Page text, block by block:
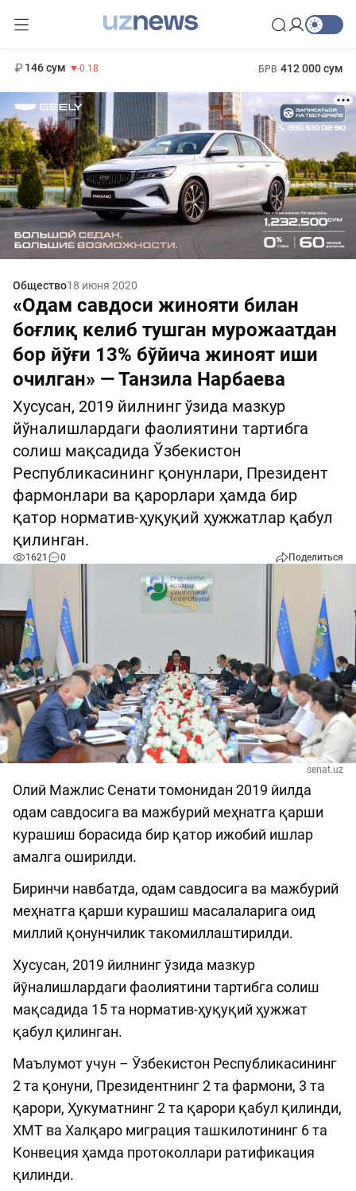
146 сум -0.18 БРВ 412 000 сум
Общество18 июня 2020
«Одам савдоси жинояти билан
боғлиқ келиб тушган мурожаатдан
бор йўғи 13% бўйича жиноят иши
очилган» — Танзила Нарбаева
Хусусан, 2019 йилнинг ўзида мазкур
йўналишлардаги фаолиятини тартибга
солиш мақсадида Ўзбекистон
Республикасининг қонунлари, Президент
фармонлари ва қарорлари ҳамда бир
қатор норматив-ҳуқуқий ҳужжатлар қабул
қилинган.
1621 0 Поделиться
senat.uz
Олий Мажлис Сенати томонидан 2019 йилда
одам савдосига ва мажбурий меҳнатга қарши
курашиш борасида бир қатор ижобий ишлар
амалга оширилди.
Биринчи навбатда, одам савдосига ва мажбурий
меҳнатга қарши курашиш масалаларига оид
миллий қонунчилик такомиллаштирилди.
Хусусан, 2019 йилнинг ўзида мазкур
йўналишлардаги фаолиятини тартибга солиш
мақсадида 15 та норматив-ҳуқуқий ҳужжат
қабул қилинган.
Маълумот учун – Ўзбекистон Республикасининг
2 та қонуни, Президентнинг 2 та фармони, 3 та
қарори, Ҳукуматнинг 2 та қарори қабул қилинди,
ХМТ ва Халқаро миграция ташкилотининг 6 та
Конвеция ҳамда протоколлари ратификация
қилинди.